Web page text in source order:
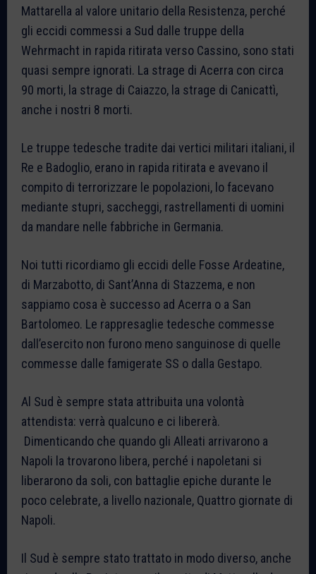
Mattarella al valore unitario della Resistenza, perché
gli eccidi commessi a Sud dalle truppe della
Wehrmacht in rapida ritirata verso Cassino, sono stati
quasi sempre ignorati. La strage di Acerra con circa
90 morti, la strage di Caiazzo, la strage di Canicattì,
anche i nostri 8 morti.
Le truppe tedesche tradite dai vertici militari italiani, il
Re e Badoglio, erano in rapida ritirata e avevano il
compito di terrorizzare le popolazioni, lo facevano
mediante stupri, saccheggi, rastrellamenti di uomini
da mandare nelle fabbriche in Germania.
Noi tutti ricordiamo gli eccidi delle Fosse Ardeatine,
di Marzabotto, di Sant’Anna di Stazzema, e non
sappiamo cosa è successo ad Acerra o a San
Bartolomeo. Le rappresaglie tedesche commesse
dall’esercito non furono meno sanguinose di quelle
commesse dalle famigerate SS o dalla Gestapo.
Al Sud è sempre stata attribuita una volontà
attendista: verrà qualcuno e ci libererà.
Dimenticando che quando gli Alleati arrivarono a
Napoli la trovarono libera, perché i napoletani si
liberarono da soli, con battaglie epiche durante le
poco celebrate, a livello nazionale, Quattro giornate di
Napoli.
Il Sud è sempre stato trattato in modo diverso, anche